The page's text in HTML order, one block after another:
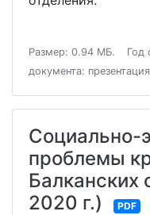
Размер: 0.94 МБ. Год
документа: презентация
Социально-
проблемы
Балканских
2020 г.)
PDF